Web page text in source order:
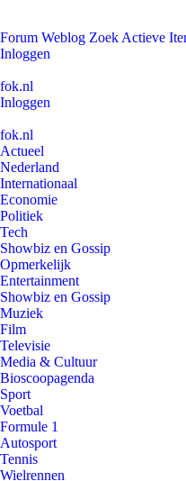
Forum Weblog Zoek Actieve
Inloggen
fok.nl
Inloggen
fok.nl
Actueel
Nederland
Internationaal
Economie
Politiek
Tech
Showbiz en Gossip
Opmerkelijk
Entertainment
Showbiz en Gossip
Muziek
Film
Televisie
Media & Cultuur
Bioscoopagenda
Sport
Voetbal
Formule 1
Autosport
Tennis
Wielrennen